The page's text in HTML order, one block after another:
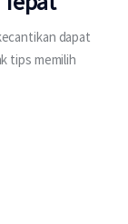
dapat
tips memilih